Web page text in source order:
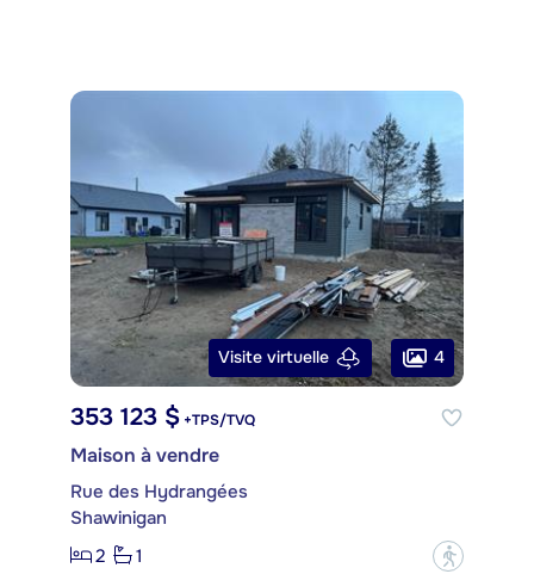
Visite virtuelle 4
353 123 $ +TPS/TVQ
Maison à vendre
Rue des Hydrangées
Shawinigan
2
1 ?